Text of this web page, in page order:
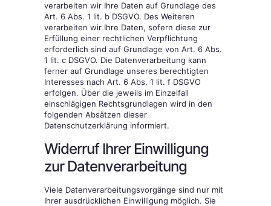
verarbeiten wir Ihre Daten auf Grundlage des
Art. 6 Abs. 1 lit. b DSGVO. Des Weiteren
verarbeiten wir Ihre Daten, sofern diese zur
Erfüllung einer rechtlichen Verpflichtung
erforderlich sind auf Grundlage von Art. 6 Abs.
1 lit. c DSGVO. Die Datenverarbeitung kann
ferner auf Grundlage unseres berechtigten
Interesses nach Art. 6 Abs. 1 lit. f DSGVO
erfolgen. Über die jeweils im Einzelfall
einschlägigen Rechtsgrundlagen wird in den
folgenden Absätzen dieser
Datenschutzerklärung informiert.
Widerruf Ihrer Einwilligung
zur Datenverarbeitung
Viele Datenverarbeitungsvorgänge sind nur mit
Ihrer ausdrücklichen Einwilligung möglich. Sie